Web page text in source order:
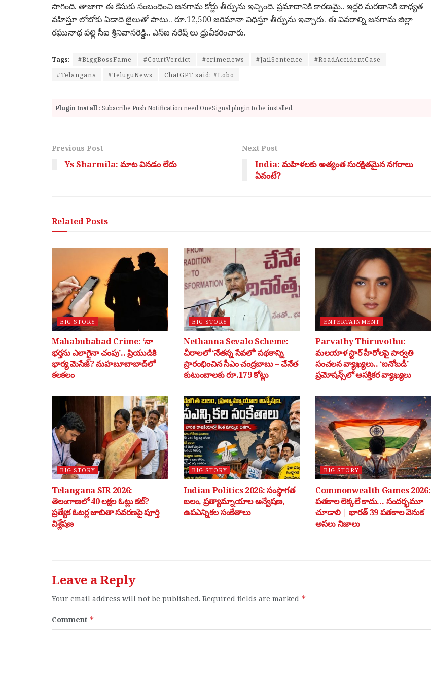
సాగింది. తాజాగా ఈ కేసుకు సంబంధించి జనగామ కోర్టు తీర్పును ఇచ్చింది. ప్రమాదానికి కారణమై.. ఇద్దరి మరణానికి బాధ్యత
వహిస్తూ లోబోకు ఏడాది జైలుతో పాటు.. రూ.12,500 జరిమానా విధిస్తూ తీర్పును ఇచ్చారు. ఈ వివరాల్ని జనగామ జిల్లా
రఘునాథ పల్లి సీఐ శ్రీనివాసరెడ్డి.. ఎస్ఐ నరేష్ లు ధ్రువీకరించారు.
Tags: #BiggBossFame #CourtVerdict #crimenews #JailSentence
#RoadAccidentCase
#Telangana
#TeluguNews ChatGPT said: #Lobo
Plugin Install : Subscribe Push Notification need OneSignal plugin to be installed.
Previous Post
Ys Sharmila: మాట వినడం లేదు
Next Post
India: మహిళలకు అత్యంత సురక్షితమైన నగరాలు
ఏవంటే?
RelatedPosts
BIG STORY
Mahabubabad Crime: ‘నా
భర్తను ఎలాగైనా చంపు’.. ప్రియుడికి
భార్య మెసేజ్? మహబూబాబాద్‌లో
కలకలం
BIG STORY
Nethanna Sevalo Scheme:
చీరాలలో ‘నేతన్న సేవలో’ పథకాన్ని
ప్రారంభించిన సీఎం చంద్రబాబు – చేనేత
కుటుంబాలకు రూ.179 కోట్లు
ENTERTAINMENT
Parvathy Thiruvothu:
మలయాళ స్టార్ హీరోలపై పార్వతి
సంచలన వ్యాఖ్యలు.. ‘ఐనోబడీ’
ప్రమోషన్స్‌లో ఆసక్తికర వ్యాఖ్యలు
BIG STORY
Telangana SIR 2026:
తెలంగాణలో 40 లక్షల ఓట్లు కట్?
ప్రత్యేక ఓటర్ల జాబితా సవరణపై పూర్తి
విశ్లేషణ
BIG STORY
Indian Politics 2026: సంస్థాగత
బలం, ప్రత్యామ్నాయాల అన్వేషణ,
ఉపఎన్నికల సంకేతాలు
BIG STORY
Commonwealth Games 2026:
పతకాల లెక్కలే కాదు… సందర్భమూ
చూడాలి | భారత్ 39 పతకాల వెనుక
అసలు నిజాలు
Leave a Reply
Your email address will not be published. Required fields are marked *
Comment *